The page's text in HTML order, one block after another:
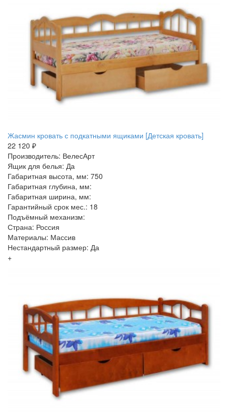
Жасмин кровать с подкатными ящиками [Детская кровать]
22 120 ₽
Производитель: ВелесАрт
Ящик для белья: Да
Габаритная высота, мм: 750
Габаритная глубина, мм:
Габаритная ширина, мм:
Гарантийный срок мес.: 18
Подъёмный механизм:
Страна: Россия
Материалы: Массив
Нестандартный размер: Да
+